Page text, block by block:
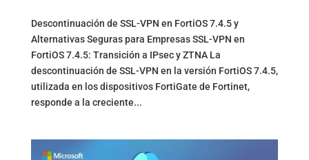
Descontinuación de SSL-VPN en FortiOS 7.4.5 y
Alternativas Seguras para Empresas SSL-VPN en
FortiOS 7.4.5: Transición a IPsec y ZTNA La
descontinuación de SSL-VPN en la versión FortiOS 7.4.5,
utilizada en los dispositivos FortiGate de Fortinet,
responde a la creciente...